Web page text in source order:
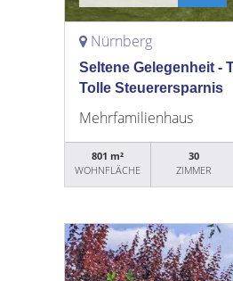
Nürnberg
Seltene Gelegenheit -
Tolle Steuerersparnis
Mehrfamilienhaus
801 m²
WOHNFLÄCHE
30
ZIMMER